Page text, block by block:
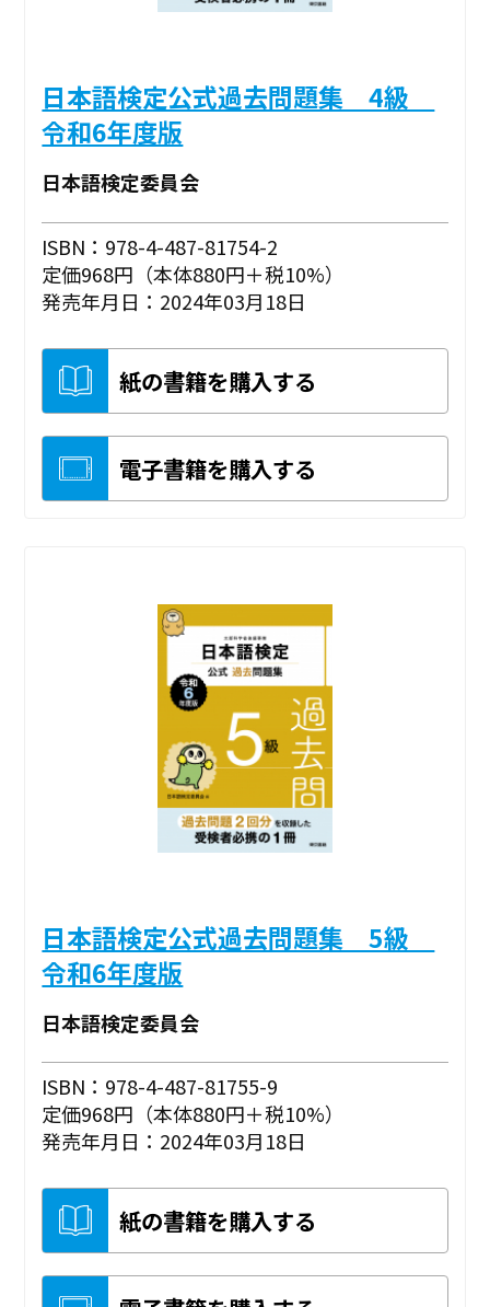
日本語検定公式過去問題集 4級
令和6年度版
日本語検定委員会
ISBN：978-4-487-81754-2
定価968円（本体880円＋税10%）
発売年月日：2024年03月18日
紙の書籍を購入する
電子書籍を購入する
日本語検定公式過去問題集 5級
令和6年度版
日本語検定委員会
ISBN：978-4-487-81755-9
定価968円（本体880円＋税10%）
発売年月日：2024年03月18日
紙の書籍を購入する